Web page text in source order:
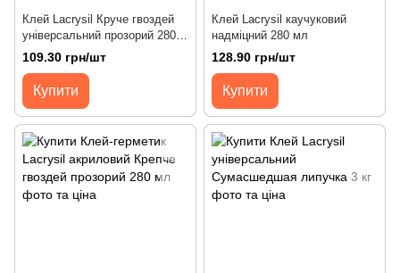
Клей Lacrysil Круче гвоздей
універсальний прозорий 280
мл
109.30 грн/шт
Купити
Клей Lacrysil каучуковий
надміцний 280 мл
128.90 грн/шт
Купити